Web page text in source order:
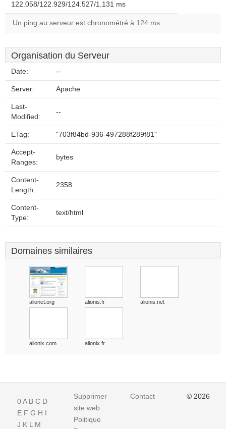
122.058/122.929/124.527/1.131 ms
Un ping au serveur est chronométré à 124 ms.
Organisation du Serveur
Date: --
Server: Apache
Last-
Modified:
--
ETag: "703f84bd-936-497288f289f81"
Accept-
Ranges:
bytes
Content-
Length:
2358
Content-
Type:
text/html
Domaines similaires
alionet.org alionis.fr alionis.net
alionix.com alionix.fr
0A B C D
E F G H I
J K L M
Supprimer
site web
Politique
Contact © 2026